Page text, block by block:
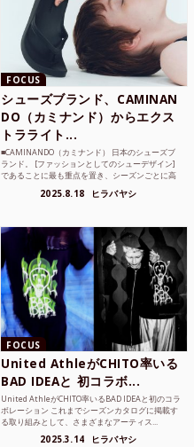
FOCUS
シューズブランド、CAMINAN
DO（カミナンド）からエクス
トラライト...
■CAMINANDO（カミナンド） 日本のシューズブ
ランド。 [ファッションとしてのシューデザイン]
であることに最も重点を置き、シーズンごとに高
2025.8.18 ヒラバヤシ
FOCUS
United AthleがCHITO率いる
BAD IDEAと 初コラボ...
United AthleがCHITO率いるBAD IDEAと初のコラ
ボレーション これまでシーズンカタログに掲載す
る取り組みとして、さまざまなアーティス...
2025.3.14 ヒラバヤシ